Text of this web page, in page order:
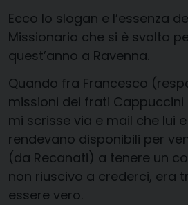
Ecco lo slogan e l’essenza
Missionario che si è svolto
quest’anno a Ravenna.
Quando fra Francesco
missioni dei frati Cappuccini
mi scrisse via e mail che lui
rendevano disponibili per
(da Recanati) a tenere un
non riuscivo a crederci, era
essere vero.